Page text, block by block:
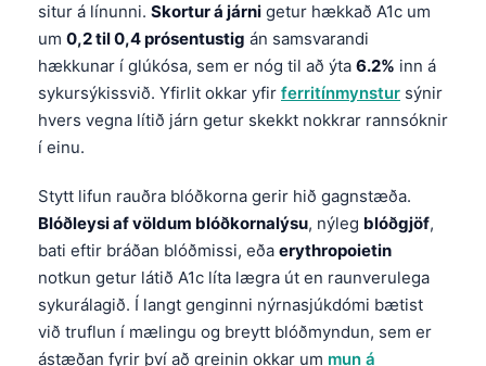
situr á línunni. Skortur á járni getur hækkað A1c um
um 0,2 til 0,4 prósentustig án samsvarandi
hækkunar í glúkósa, sem er nóg til að ýta 6.2% inn á
sykursýkissvið. Yfirlit okkar yfir ferritínmynstur sýnir
hvers vegna lítið járn getur skekkt nokkrar rannsóknir
í einu.
Stytt lifun rauðra blóðkorna gerir hið gagnstæða.
Blóðleysi af völdum blóðkornalýsu, nýleg blóðgjöf,
bati eftir bráðan blóðmissi, eða erythropoietin
notkun getur látið A1c líta lægra út en raunverulega
sykurálagið. Í langt genginni nýrnasjúkdómi bætist
við truflun í mælingu og breytt blóðmyndun, sem er
ástæðan fyrir því að greinin okkar um mun á
Հայերեն
Српски језик
Svenska
Bosanski
Azərbaycan dili
日本語
Čeština
ქართული
Русский